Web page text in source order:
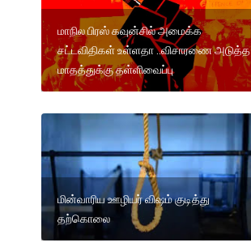
மாநில பிரஸ் கவுன்சில் அமைக்க
சட்டவிதிகள் உள்ளதா ..விசாரணை அடுத்த
மாதத்துக்கு தள்ளிவைப்பு
மின்வாரிய ஊழியர் விஷம் குடித்து
தற்கொலை